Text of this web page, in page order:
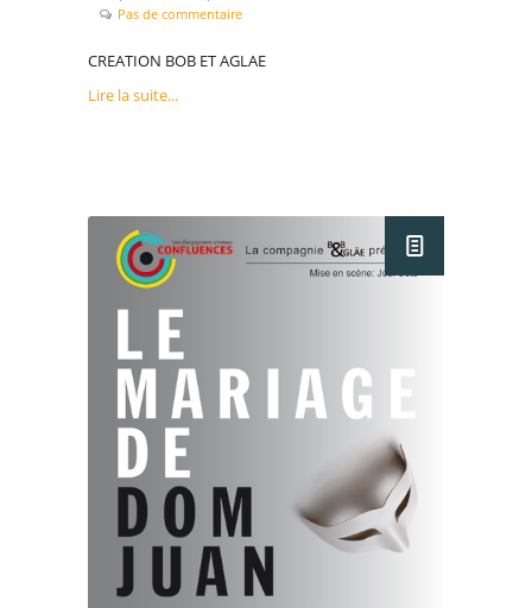
Pas de commentaire
CREATION BOB ET AGLAE
Lire la suite...